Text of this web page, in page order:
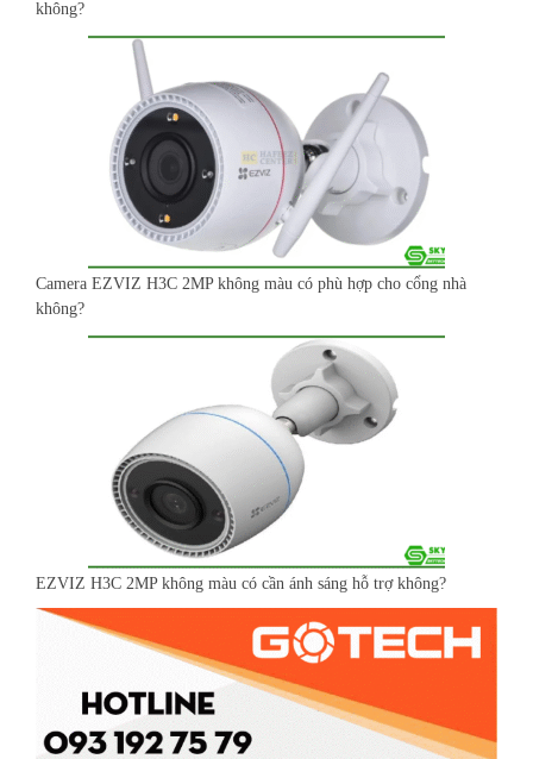
không?
Camera EZVIZ H3C 2MP không màu có phù hợp cho cổng nhà
không?
EZVIZ H3C 2MP không màu có cần ánh sáng hỗ trợ không?